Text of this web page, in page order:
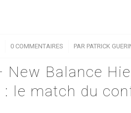
0 COMMENTAIRES
/ PAR PATRICK
New Balance
: le match du